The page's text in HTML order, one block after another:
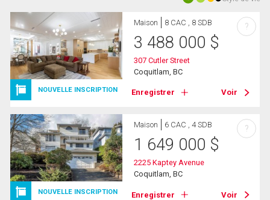
NOUVELLE INSCRIPTION
Maison 8 CAC , 8 SDB
3 488 000 $
307 Cutler Street
Coquitlam, BC
Enregistrer Voir
?
NOUVELLE INSCRIPTION
Maison 6 CAC , 4 SDB
1 649 000 $
2225 Kaptey Avenue
Coquitlam, BC
Enregistrer Voir
?